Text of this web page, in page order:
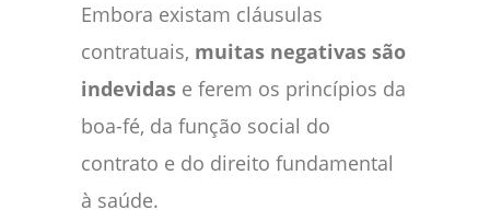
Embora existam cláusulas
contratuais, muitas negativas são
indevidas e ferem os princípios da
boa-fé, da função social do
contrato e do direito fundamental
à saúde.